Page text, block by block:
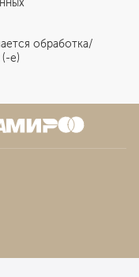
обработка/
е)